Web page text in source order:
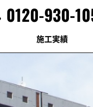
0120-930-
施工実績